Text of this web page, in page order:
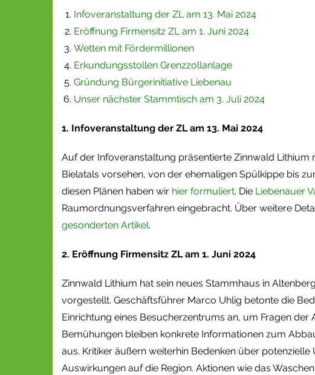
Infoveranstaltung der ZL am 13. Mai 2024
Eröffnung Firmensitz ZL am 1. Juni 2024
Wetten mit Fördermillionen
Erkundungsstollen Grenzzollanlage
Gründung Bürgerinitiative Liebenau
Unser nächster Stammtisch am 3. Juli 2024
1. Infoveranstaltung der ZL am 13. Mai 2024
Auf der Infoveranstaltung präsentierte Zinnwald Lithium
Bielatals vorsehen, von der ehemaligen Spülkippe bis
diesen Plänen haben wir hier formuliert. Die Liebenauer
Raumordnungsverfahren eingebracht. Über weitere
gesonderten Artikel.
2. Eröffnung Firmensitz ZL am 1. Juni 2024
Zinnwald Lithium hat sein neues Stammhaus in
vorgestellt. Geschäftsführer Marco Uhlig betonte die
Einrichtung eines Besucherzentrums an, um Fragen
Bemühungen bleiben konkrete Informationen zum
aus. Kritiker äußern weiterhin Bedenken über
Auswirkungen auf die Region. Aktionen wie das